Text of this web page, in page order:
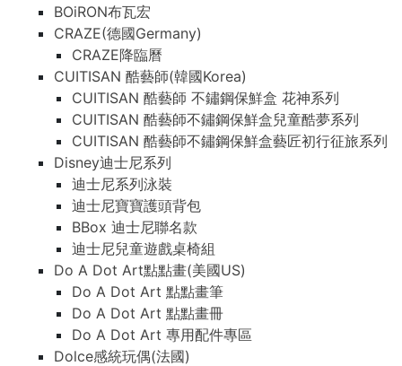
BOiRON布瓦宏
CRAZE(德國Germany)
CRAZE降臨曆
CUITISAN 酷藝師(韓國Korea)
CUITISAN 酷藝師 不鏽鋼保鮮盒 花神系列
CUITISAN 酷藝師不鏽鋼保鮮盒兒童酷夢系列
CUITISAN 酷藝師不鏽鋼保鮮盒藝匠初行征旅系列
Disney迪士尼系列
迪士尼系列泳裝
迪士尼寶寶護頭背包
BBox 迪士尼聯名款
迪士尼兒童遊戲桌椅組
Do A Dot Art點點畫(美國US)
Do A Dot Art 點點畫筆
Do A Dot Art 點點畫冊
Do A Dot Art 專用配件專區
Dolce感統玩偶(法國)